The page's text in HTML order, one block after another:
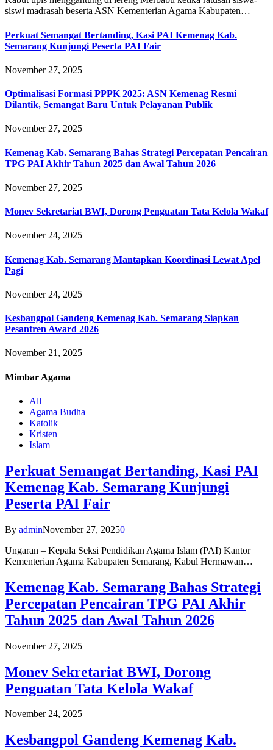
siswi madrasah beserta ASN Kementerian Agama Kabupaten…
Perkuat Semangat Bertanding, Kasi PAI Kemenag Kab.
Semarang Kunjungi Peserta PAI Fair
November 27, 2025
Optimalisasi Formasi PPPK 2025: ASN Kemenag Resmi
Dilantik, Semangat Baru Untuk Pelayanan Publik
November 27, 2025
Kemenag Kab. Semarang Bahas Strategi Percepatan Pencairan
TPG PAI Akhir Tahun 2025 dan Awal Tahun 2026
November 27, 2025
Monev Sekretariat BWI, Dorong Penguatan Tata Kelola Wakaf
November 24, 2025
Kemenag Kab. Semarang Mantapkan Koordinasi Lewat Apel
Pagi
November 24, 2025
Kesbangpol Gandeng Kemenag Kab. Semarang Siapkan
Pesantren Award 2026
November 21, 2025
Mimbar Agama
All
Agama Budha
Katolik
Kristen
Islam
Perkuat Semangat Bertanding, Kasi PAI
Kemenag Kab. Semarang Kunjungi
Peserta PAI Fair
By adminNovember 27, 20250
Ungaran – Kepala Seksi Pendidikan Agama Islam (PAI) Kantor
Kementerian Agama Kabupaten Semarang, Kabul Hermawan…
Kemenag Kab. Semarang Bahas Strategi
Percepatan Pencairan TPG PAI Akhir
Tahun 2025 dan Awal Tahun 2026
November 27, 2025
Monev Sekretariat BWI, Dorong
Penguatan Tata Kelola Wakaf
November 24, 2025
Kesbangpol Gandeng Kemenag Kab.